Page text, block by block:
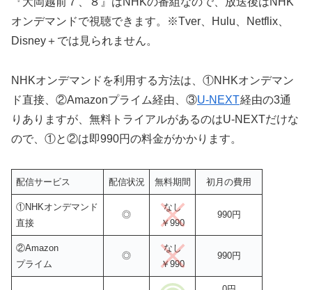
オンデマンドで視聴できます。※Tver、Hulu、Netflix、
Disney＋では見られません。
NHKオンデマンドを利用する方法は、①NHKオンデマン
ド直接、②Amazonプライム経由、③U-NEXT経由の3通
りありますが、無料トライアルがあるのはU-NEXTだけな
ので、①と②は即990円の料金がかかります。
配信サービス 配信状況 無料期間 初月の費用
①NHKオンデマンド
直接
◎
なし
￥990
990円
②Amazon
プライム
◎
なし
￥990
990円